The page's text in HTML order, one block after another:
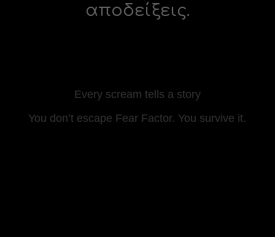
αποδείξεις.
Every scream tells a story
You don’t escape Fear Factor. You survive it.